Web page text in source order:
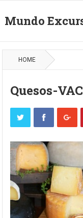
Mundo
HOME
Quesos-